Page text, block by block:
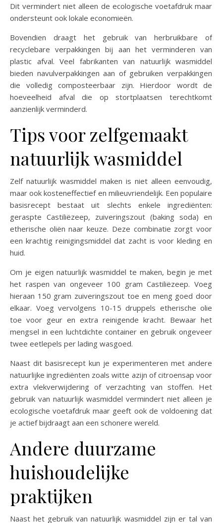
Dit vermindert niet alleen de ecologische voetafdruk maar
ondersteunt ook lokale economieën.
Bovendien draagt het gebruik van herbruikbare of
recyclebare verpakkingen bij aan het verminderen van
plastic afval. Veel fabrikanten van natuurlijk wasmiddel
bieden navulverpakkingen aan of gebruiken verpakkingen
die volledig composteerbaar zijn. Hierdoor wordt de
hoeveelheid afval die op stortplaatsen terechtkomt
aanzienlijk verminderd.
Tips voor zelfgemaakt
natuurlijk wasmiddel
Zelf natuurlijk wasmiddel maken is niet alleen eenvoudig,
maar ook kosteneffectief en milieuvriendelijk. Een populaire
basisrecept bestaat uit slechts enkele ingrediënten:
geraspte Castiliëzeep, zuiveringszout (baking soda) en
etherische oliën naar keuze. Deze combinatie zorgt voor
een krachtig reinigingsmiddel dat zacht is voor kleding en
huid.
Om je eigen natuurlijk wasmiddel te maken, begin je met
het raspen van ongeveer 100 gram Castiliëzeep. Voeg
hieraan 150 gram zuiveringszout toe en meng goed door
elkaar. Voeg vervolgens 10-15 druppels etherische olie
toe voor geur en extra reinigende kracht. Bewaar het
mengsel in een luchtdichte container en gebruik ongeveer
twee eetlepels per lading wasgoed.
Naast dit basisrecept kun je experimenteren met andere
natuurlijke ingrediënten zoals witte azijn of citroensap voor
extra vlekverwijdering of verzachting van stoffen. Het
gebruik van natuurlijk wasmiddel vermindert niet alleen je
ecologische voetafdruk maar geeft ook de voldoening dat
je actief bijdraagt aan een schonere wereld.
Andere duurzame
huishoudelijke
praktijken
Naast het gebruik van natuurlijk wasmiddel zijn er tal van